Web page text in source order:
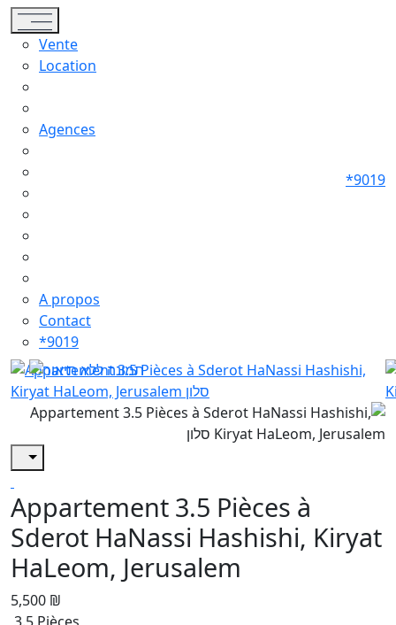
Toggle navigation
Vente
Location
Agences
A propos
Contact
*9019
*9019
Appartement 3.5 Pièces à
Sderot HaNassi Hashishi, Kiryat
HaLeom, Jerusalem
5,500 ₪